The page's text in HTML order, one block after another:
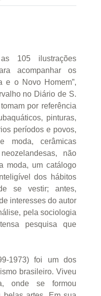
105 ilustrações
acompanhar os
e o Novo Homem”,
no Diário de S.
por referência
pinturas,
períodos e povos,
moda, cerâmicas
não
moda, um catálogo
dos hábitos
se vestir; antes,
interesses do autor
pela sociologia
pesquisa que
1973) foi um dos
brasileiro. Viveu
onde se formou